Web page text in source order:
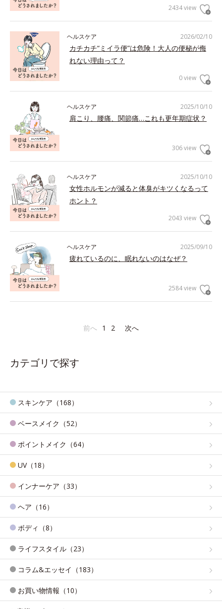
2434 view
2026/02/10
ヘルスケア
カチカチ“ミイラ便”は危険！大人の便秘が侮
れない理由って？
0 view
2025/10/10
ヘルスケア
肩こり、腰痛、関節痛…これも更年期症状？
306 view
2025/10/10
ヘルスケア
女性ホルモンが減ると体臭がキツくなるって
ホント？
2043 view
2025/09/10
ヘルスケア
疲れているのに、眠れないのはなぜ？
2584 view
前へ 1 2 次へ
カテゴリで探す
スキンケア（168）
ベースメイク（52）
ポイントメイク（64）
UV（18）
インナーケア（33）
ヘア（16）
ボディ（8）
ライフスタイル（23）
コラム&エッセイ（183）
お買い物情報（10）